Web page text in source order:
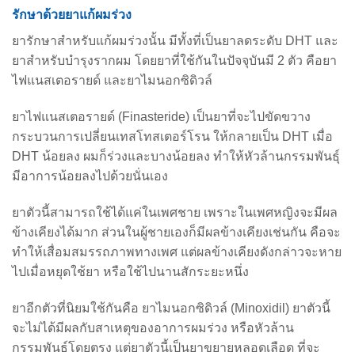
รักษาด้วยยาแก้ผมร่วง
ยารักษาสำหรับแก้ผมร่วงนั้น มีทั้งที่เป็นยาลดระดับ DHT และ
ยาสำหรับบำรุงรากผม โดยยาที่ใช้กันในปัจจุบันมี 2 ตัว คือยา
ไฟแนสเตอรายด์ และยาไมนอกซิดิวล์
ยาไฟแนสเตอรายด์ (Finasteride) เป็นยาที่จะไปขัดขวาง
กระบวนการเปลี่ยนเทสโทสเตอร์โรน ให้กลายเป็น DHT เมื่อ
DHT น้อยลง ผมก็ร่วงและบางน้อยลง ทำให้หัวล้านกรรมพันธุ์
มีอาการน้อยลงไปด้วยนั่นเอง
ยาตัวนี้สามารถใช้ได้แค่ในเพศชาย เพราะในเพศหญิงจะมีผล
ข้างเคียงได้มาก ส่วนในผู้ชายเองก็มีผลข้างเคียงเช่นกัน คือจะ
ทำให้เสื่อมสมรรถภาพทางเพศ แต่ผลข้างเคียงดังกล่าวจะหาย
ไปเมื่อหยุดใช้ยา หรือใช้ไปนานสักระยะหนึ่ง
ยาอีกตัวที่นิยมใช้กันคือ ยาไมนอกซิดิวล์ (Minoxidil) ยาตัวนี้
จะไม่ได้มีผลกับสาเหตุของอาการผมร่วง หรือหัวล้าน
กรรมพันธุ์โดยตรง แต่ยาตัวนี้เป็นยาขยายหลอดเลือด ที่จะ